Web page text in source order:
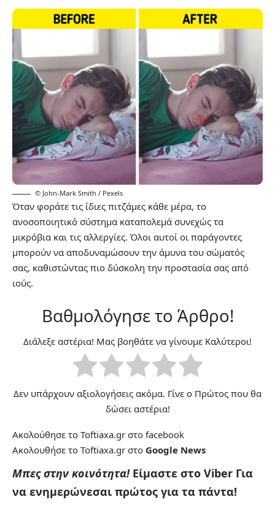
© John-Mark Smith / Pexels
Όταν φοράτε τις ίδιες πιτζάμες κάθε μέρα, το
ανοσοποιητικό σύστημα καταπολεμά συνεχώς τα
μικρόβια και τις αλλεργίες. Όλοι αυτοί οι παράγοντες
μπορούν να αποδυναμώσουν την άμυνα του σώματός
σας, καθιστώντας πιο δύσκολη την προστασία σας από
ιούς.
Βαθμολόγησε το Άρθρο!
Διάλεξε αστέρια! Μας βοηθάτε να γίνουμε Καλύτεροι!
Δεν υπάρχουν αξιολογήσεις ακόμα. Γίνε ο Πρώτος που θα
δώσει αστέρια!
Ακολούθησε το Toftiaxa.gr στο facebook
Ακολουθήσε το Toftiaxa.gr στο Google News
Μπες στην κοινότητα! Είμαστε στο Viber Για
να ενημερώνεσαι πρώτος για τα πάντα!